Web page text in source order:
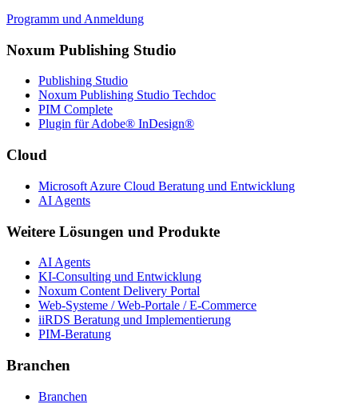
Programm und Anmeldung
Noxum Publishing Studio
Publishing Studio
Noxum Publishing Studio Techdoc
PIM Complete
Plugin für Adobe® InDesign®
Cloud
Microsoft Azure Cloud Beratung und Entwicklung
AI Agents
Weitere Lösungen und Produkte
AI Agents
KI-Consulting und Entwicklung
Noxum Content Delivery Portal
Web-Systeme / Web-Portale / E-Commerce
iiRDS Beratung und Implementierung
PIM-Beratung
Branchen
Branchen